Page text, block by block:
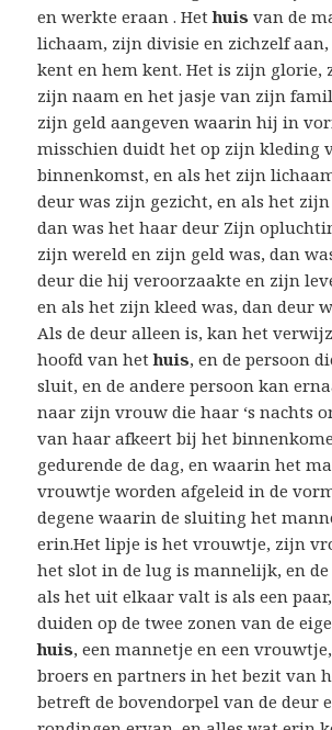
en werkte eraan . Hethuis van de
lichaam, zijn divisie en zichzelf
kent en hem kent. Het is zijn glorie,
zijn naam en het jasje van zijn
zijn geld aangeven waarin hij in
misschien duidt het op zijn kleding
binnenkomst, en als het zijn
deur was zijn gezicht, en als het
dan was het haar deur Zijn
zijn wereld en zijn geld was, dan
deur die hij veroorzaakte en zijn
en als het zijn kleed was, dan deur
Als de deur alleen is, kan het
hoofd van hethuis, en de persoon
sluit, en de andere persoon kan
naar zijn vrouw die haar ‘s nachts
van haar afkeert bij het
gedurende de dag, en waarin het
vrouwtje worden afgeleid in de
degene waarin de sluiting het
erin.Het lipje is het vrouwtje, zijn
het slot in de lug is mannelijk, en
als het uit elkaar valt is als een
duiden op de twee zonen van de
huis, een mannetje en een
broers en partners in het bezit van
betreft de bovendorpel van de deur